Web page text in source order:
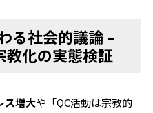
る社会的議論 –
教化の実態検証
ス増大や「QC活動は宗教的